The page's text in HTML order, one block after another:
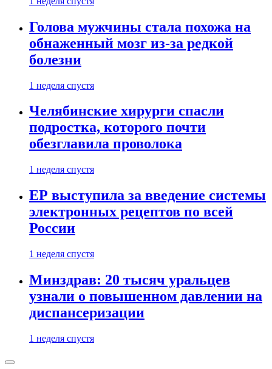
Голова мужчины стала похожа на
обнаженный мозг из-за редкой
болезни
1 неделя спустя
Челябинские хирурги спасли
подростка, которого почти
обезглавила проволока
1 неделя спустя
ЕР выступила за введение системы
электронных рецептов по всей
России
1 неделя спустя
Минздрав: 20 тысяч уральцев
узнали о повышенном давлении на
диспансеризации
1 неделя спустя